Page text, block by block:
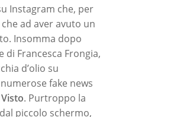
Instagram che, per
ad aver avuto un
Insomma dopo
Francesca Frongia,
d’olio su
fake news
Visto. Purtroppo la
piccolo schermo,